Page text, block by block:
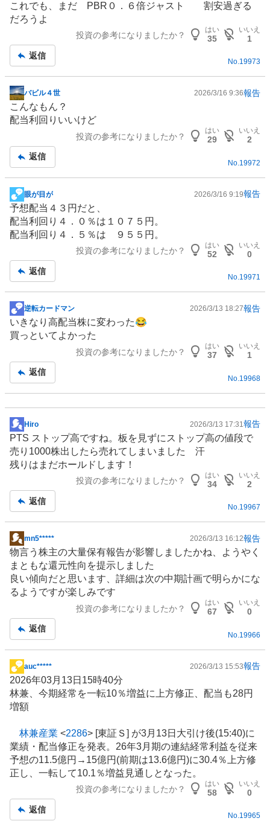
示
板
これでも、まだ PBR０．６倍ジャスト 割安過ぎる
だろうよ
投資の参考になりましたか？
はい
35
いいえ
1
返信
No.19973
掲
示
板
バビル４世 2026/3/16 9:36報告
こんなもん？
配当利回りいいけど
投資の参考になりましたか？
はい
29
いいえ
2
返信
No. 19972
掲
示
板
記
眼が目が 2026/3/16 9:19報告
予想配当４３円だと、
配当利回り４．０％は１０７５円。
配当利回り４．５％は ９５５円。
投資の参考になりましたか？
はい
52
いいえ
0
返信
No.19971
掲
示
板
逆転カードマン 2026/3/13 18:27報告
いきなり高配当株に変わった😂
買っといてよかった
投資の参考になりましたか？
はい
37
いいえ
1
返信
No. 19968
掲
示
板
記
Hiro 2026/3/13 17:31 報告
PTS ストップ高ですね。板を見ずにストップ高の値段で
売り1000株出したら売れてしまいました 汗
残りはまだホールドします！
投資の参考になりましたか？
はい
34
いいえ
2
返信
No.19967
掲
示
板
記
事
mn5***** 2026/3/13 16:12報告
物言う株主の大量保有報告が影響しましたかね、ようやく
まともな還元性向を提示しました
良い傾向だと思います、詳細は次の中期計画で明らかにな
るようですが楽しみです
投資の参考になりましたか？
はい
67
いいえ
0
返信
No. 19966
掲
示
板
記
auc***** 2026/3/13 15:53報告
2026年03月13日15時40分
林兼、今期経常を一転10％増益に上方修正、配当も28円
増額
林兼産業 <2286> [東証Ｓ] が3月13日大引け後(15:40)に
業績・配当修正を発表。26年3月期の連結経常利益を従来
予想の11.5億円→15億円(前期は13.6億円)に30.4％上方修
正し、一転して10.1％増益見通しとなった。
投資の参考になりましたか？
はい
58
いいえ
0
返信
No.19965